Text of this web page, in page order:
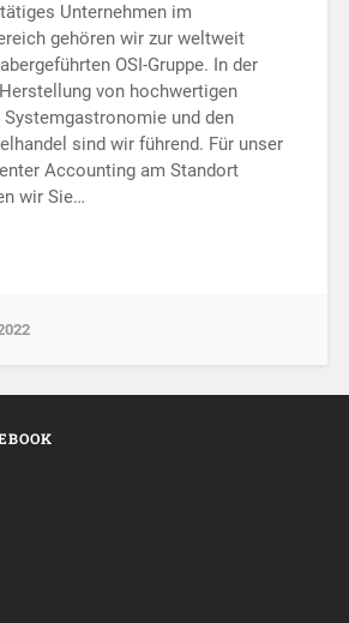
Unternehmen im
gehören wir zur weltweit
OSI-Gruppe. In der
von hochwertigen
und den
sind wir führend. Für unser
Accounting am Standort
wir Sie…